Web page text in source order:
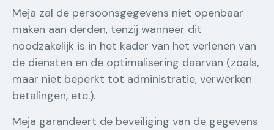
Meja zal de persoonsgegevens niet openbaar
maken aan derden, tenzij wanneer dit
noodzakelijk is in het kader van het verlenen van
de diensten en de optimalisering daarvan (zoals,
maar niet beperkt tot administratie, verwerken
betalingen, etc.).
Meja garandeert de beveiliging van de gegevens